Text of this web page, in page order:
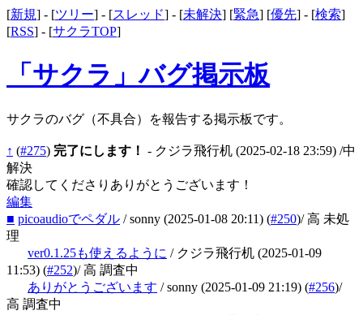
[新規] - [ツリー] - [スレッド] - [未解決] [緊急] [優先] - [検索]
[RSS] - [サクラTOP]
「サクラ」バグ掲示板
サクラのバグ（不具合）を報告する掲示板です。
↑ (#275) 完了にします！ - クジラ飛行机 (2025-02-18 23:59) /中
解決
確認してくださりありがとうございます！
編集
■ picoaudioでペダル / sonny (2025-01-08 20:11) (#250)/ 高 未処
理
ver0.1.25も使えるように / クジラ飛行机 (2025-01-09
11:53) (#252)/ 高 調査中
ありがとうございます / sonny (2025-01-09 21:19) (#256)/
高 調査中